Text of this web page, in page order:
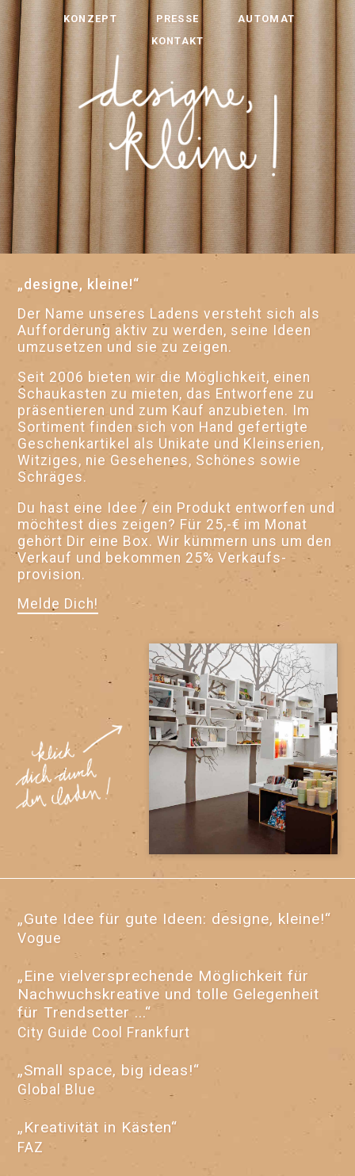
KONZEPT PRESSE
AUTOMAT
KONTAKT
„designe, kleine!“
Der Name unseres Ladens versteht sich als
Auf­forde­rung aktiv zu werden, seine Ideen
umzu­setzen und sie zu zeigen.
Seit 2006 bieten wir die Möglichkeit, einen
Schau­kasten zu mieten, das Entworfene zu
präsentieren und zum Kauf anzubieten. Im
Sortiment finden sich von Hand gefertigte
Geschenk­artikel als Unikate und Klein­serien,
Witziges, nie Gesehenes, Schönes sowie
Schräges.
Du hast eine Idee / ein Produkt entworfen und
möchtest dies zeigen? Für 25,-€ im Monat
gehört Dir eine Box. Wir kümmern uns um den
Verkauf und bekommen 25% Verkaufs­
provision.
Melde Dich!
„Gute Idee für gute Ideen: designe, kleine!“
Vogue
„Eine vielversprechende Möglichkeit für
Nachwuchskreative und tolle Gelegenheit
für Trendsetter ...“
City Guide Cool Frankfurt
„Small space, big ideas!“
Global Blue
„Kreativität in Kästen“
FAZ